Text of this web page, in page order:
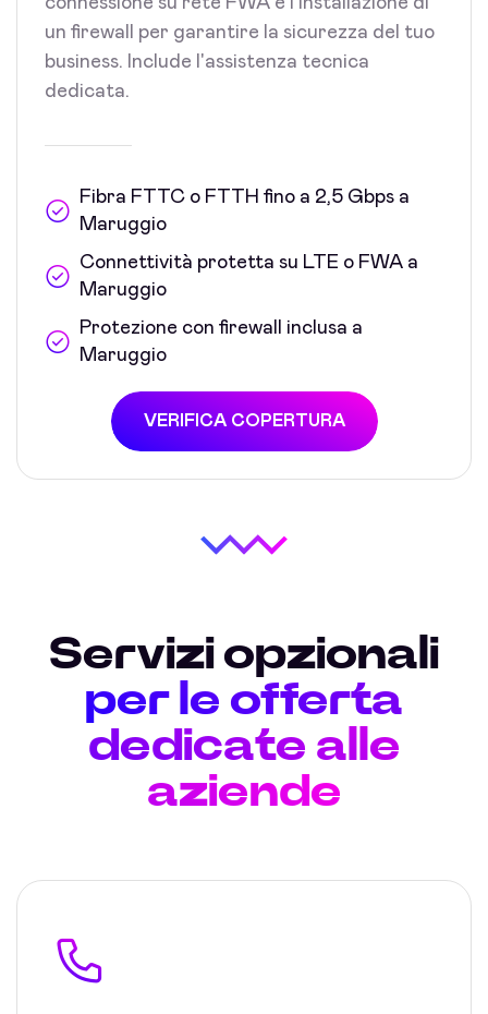
un firewall per garantire la sicurezza del tuo
business. Include l'assistenza tecnica
dedicata.
Fibra FTTC o FTTH fino a 2,5 Gbps a
Maruggio
Connettività protetta su LTE o FWA a
Maruggio
Protezione con firewall inclusa a
Maruggio
VERIFICA COPERTURA
Servizi opzionali
per le offerta
dedicate alle
aziende